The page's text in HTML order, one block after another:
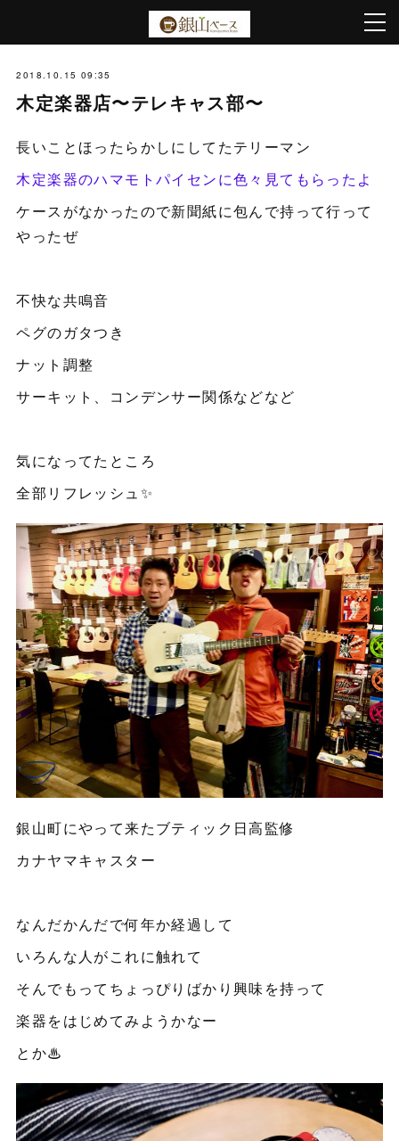
2018.10.15 09:35
木定楽器店〜テレキャス部〜
長いことほったらかしにしてたテリーマン
木定楽器のハマモトパイセンに色々見てもらったよ
ケースがなかったので新聞紙に包んで持って行って
やったぜ
不快な共鳴音
ペグのガタつき
ナット調整
サーキット、コンデンサー関係などなど
気になってたところ
全部リフレッシュ✨
銀山町にやって来たブティック日高監修
カナヤマキャスター
なんだかんだで何年か経過して
いろんな人がこれに触れて
そんでもってちょっぴりばかり興味を持って
楽器をはじめてみようかなー
とか♨︎